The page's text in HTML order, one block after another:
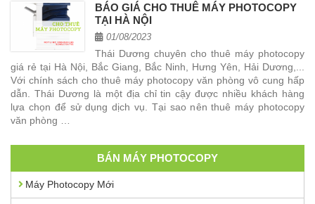
BÁO GIÁ CHO THUÊ MÁY PHOTOCOPY
TẠI HÀ NỘI
01/08/2023
Thái Dương chuyên cho thuê máy photocopy
giá rẻ tại Hà Nội, Bắc Giang, Bắc Ninh, Hưng Yên, Hải Dương,...
Với chính sách cho thuê máy photocopy văn phòng vô cung hấp
dẫn. Thái Dương là một địa chỉ tin cậy được nhiều khách hàng
lựa chọn để sử dụng dịch vụ. Tại sao nên thuê máy photocopy
văn phòng …
BÁN MÁY PHOTOCOPY
Máy Photocopy Mới